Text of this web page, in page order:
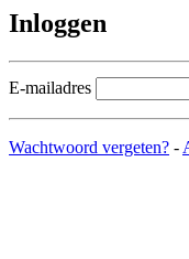
Inloggen
E-mailadres
Wachtwoord vergeten? -